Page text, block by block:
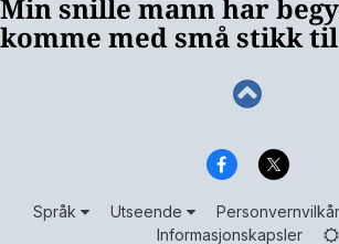
Språk Utseende Personvernvilkår
Informasjonskapsler